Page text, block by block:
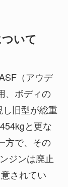
いて
（アウデ
、ボディの
旧型が総重
と更な
方で、その
ジンは廃止
されてい